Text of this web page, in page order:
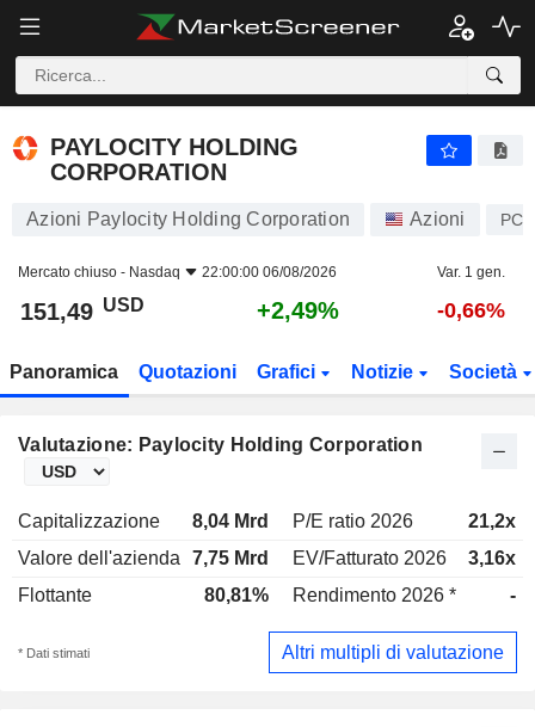
PAYLOCITY HOLDING
CORPORATION
Azioni Paylocity Holding Corporation Azioni
Mercato chiuso - Nasdaq 22:00:00 06/08/2026 Var. 1 gen.
151,49 USD +2,49% -0,66%
Panoramica Quotazioni Grafici Notizie Società
Valutazione: Paylocity Holding Corporation
Capitalizzazione 8,04 Mrd P/E ratio 2026
21,2x
Valore dell'azienda
7,75 Mrd EV/Fatturato 2026
3,16x
Flottante
80,81% Rendimento 2026 * -
* Dati stimati Altri multipli di valutazione